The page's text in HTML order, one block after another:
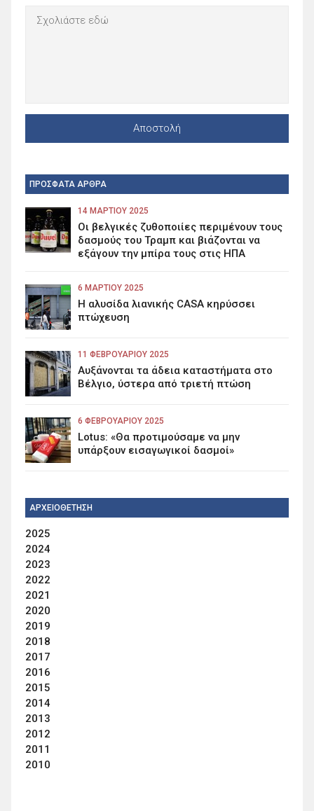
ΠΡΟΣΦΑΤΑ ΑΡΘΡΑ
14 ΜΑΡΤΊΟΥ 2025
Οι βελγικές ζυθοποιίες περιμένουν τους
δασμούς του Τραμπ και βιάζονται να
εξάγουν την μπίρα τους στις ΗΠΑ
6 ΜΑΡΤΊΟΥ 2025
Η αλυσίδα λιανικής CASA κηρύσσει
πτώχευση
11 ΦΕΒΡΟΥΑΡΊΟΥ 2025
Αυξάνονται τα άδεια καταστήματα στο
Βέλγιο, ύστερα από τριετή πτώση
6 ΦΕΒΡΟΥΑΡΊΟΥ 2025
Lotus: «Θα προτιμούσαμε να μην
υπάρξουν εισαγωγικοί δασμοί»
ΑΡΧΕΙΟΘΕΤΗΣΗ
2025
2024
2023
2022
2021
2020
2019
2018
2017
2016
2015
2014
2013
2012
2011
2010